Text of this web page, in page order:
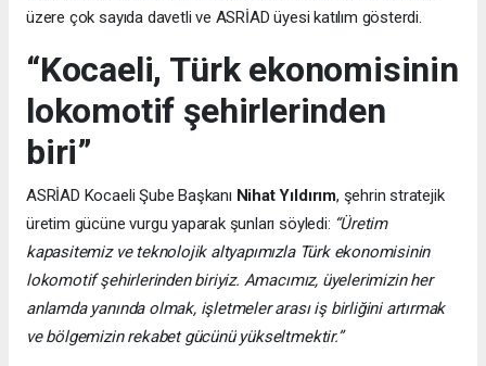
üzere çok sayıda davetli ve ASRİAD üyesi katılım gösterdi.
“Kocaeli, Türk ekonomisinin
lokomotif şehirlerinden
biri”
ASRİAD Kocaeli Şube Başkanı Nihat Yıldırım, şehrin stratejik
üretim gücüne vurgu yaparak şunları söyledi: “Üretim
kapasitemiz ve teknolojik altyapımızla Türk ekonomisinin
lokomotif şehirlerinden biriyiz. Amacımız, üyelerimizin her
anlamda yanında olmak, işletmeler arası iş birliğini artırmak
ve bölgemizin rekabet gücünü yükseltmektir.”